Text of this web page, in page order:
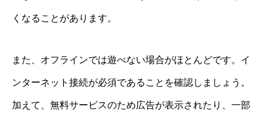
くなることがあります。
また、オフラインでは遊べない場合がほとんどです。イ
ンターネット接続が必須であることを確認しましょう。
加えて、無料サービスのため広告が表示されたり、一部